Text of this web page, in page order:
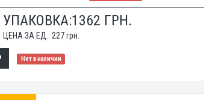
УПАКОВКА:1362 ГРН.
ЦЕНА ЗА ЕД.: 227 грн.
Нет в наличии